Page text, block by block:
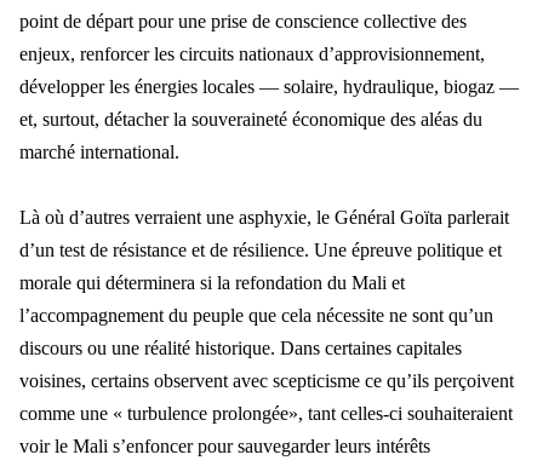
point de départ pour une prise de conscience collective des
enjeux, renforcer les circuits nationaux d’approvisionnement,
développer les énergies locales — solaire, hydraulique, biogaz —
et, surtout, détacher la souveraineté économique des aléas du
marché international.
Là où d’autres verraient une asphyxie, le Général Goïta parlerait
d’un test de résistance et de résilience. Une épreuve politique et
morale qui déterminera si la refondation du Mali et
l’accompagnement du peuple que cela nécessite ne sont qu’un
discours ou une réalité historique. Dans certaines capitales
voisines, certains observent avec scepticisme ce qu’ils perçoivent
comme une « turbulence prolongée», tant celles-ci souhaiteraient
voir le Mali s’enfoncer pour sauvegarder leurs intérêts